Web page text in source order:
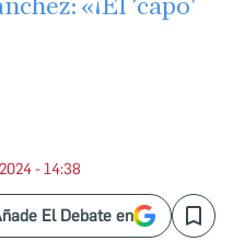
«¡El 'capo'
- 14:38
El Debate en Save